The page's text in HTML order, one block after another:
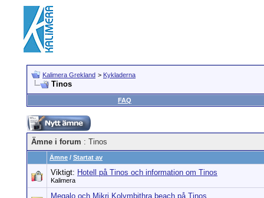
Kalimera Grekland > Kykladerna
Tinos
FAQ
Ämne i forum : Tinos
Ämne / Startat av
Viktigt: Hotell på Tinos och information om Tinos
Kalimera
Megalo och Mikri Kolymbithra beach på Tinos